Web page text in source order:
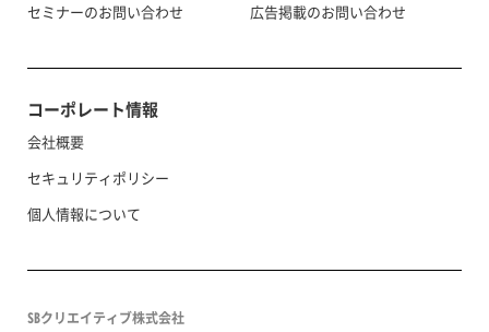
セミナーのお問い合わせ
広告掲載のお問い合わせ
コーポレート情報
会社概要
セキュリティポリシー
個人情報について
SBクリエイティブ株式会社